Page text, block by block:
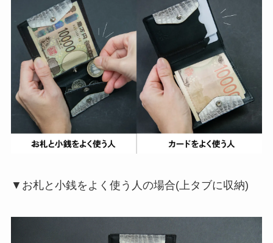
▼お札と小銭をよく使う人の場合(上タブに収納)